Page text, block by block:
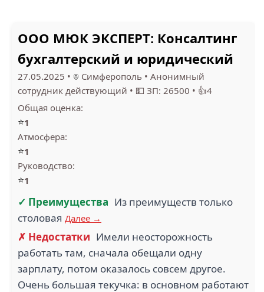
ООО МЮК ЭКСПЕРТ: Консалтинг
бухгалтерский и юридический
27.05.2025 • Симферополь • Анонимный
сотрудник действующий • 💵 ЗП: 26500 • 👍4
Общая оценка:
⭐1
Атмосфера:
⭐1
Руководство:
⭐1
✓ Преимущества Из преимуществ только
столовая Далее →
✗ Недостатки Имели неосторожность
работать там, сначала обещали одну
зарплату, потом оказалось совсем другое.
Очень большая текучка: в основном работают